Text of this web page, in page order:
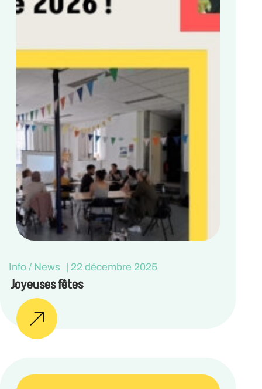
Info / News | 22 décembre 2025
Joyeuses fêtes